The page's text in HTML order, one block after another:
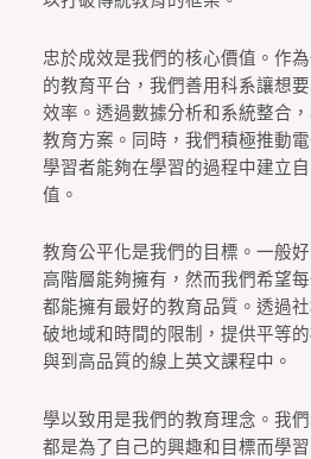
忠於成效是我們的核心價值。作
的教育平台，我們善用科系讓想
效率。透過數據分析和系統整合
教育方案。同時，我們積極推動
學習者能夠在學習的過程中建立
值。
教育公平化是我們的目標。一般
高階層能夠擁有，然而我們希望
都能擁有最好的教育品質。透過
破地域和時間的限制，提供平等
與到高品質的線上英文課程中。
學以致用是我們的教育理念。我
都是為了自己的興趣和目標而學